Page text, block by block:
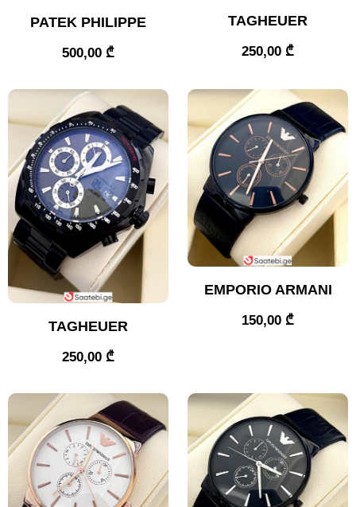
PATEK PHILIPPE
500,00 ₾
TAGHEUER
250,00 ₾
TAGHEUER
250,00 ₾
EMPORIO ARMANI
150,00 ₾